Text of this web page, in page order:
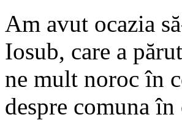
Am avut ocazia
Iosub, care a
ne mult noroc în
despre comuna